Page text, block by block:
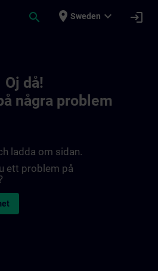
search place Sweden expand_more login
Oj då!
några problem
ladda om sidan.
ett problem på